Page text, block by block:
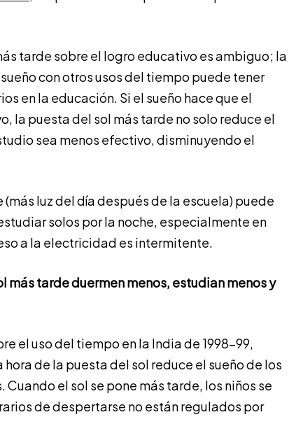
tarde sobre el logro educativo es ambiguo; la
con otros usos del tiempo puede tener
en la educación. Si el sueño hace que el
la puesta del sol más tarde no solo reduce el
sea menos efectivo, disminuyendo el
luz del día después de la escuela) puede
solos por la noche, especialmente en
a la electricidad es intermitente.
más tarde duermen menos, estudian menos y
el uso del tiempo en la India de 1998-99,
de la puesta del sol reduce el sueño de los
el sol se pone más tarde, los niños se
de despertarse no están regulados por